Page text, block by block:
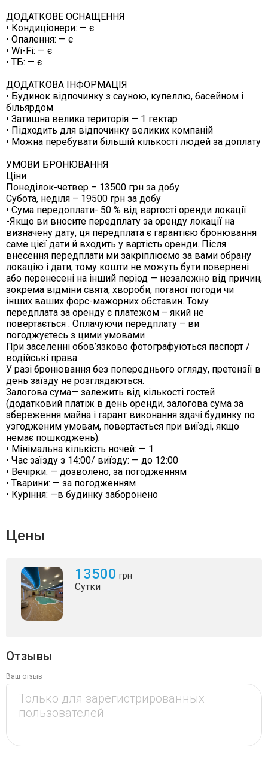
ДОДАТКОВЕ ОСНАЩЕННЯ
• Кондиціонери: — є
• Опалення: — є
• Wi-Fi: — є
• ТБ: — є
ДОДАТКОВА ІНФОРМАЦІЯ
• Будинок відпочинку з сауною, купеллю, басейном і
більярдом
• Затишна велика територія — 1 гектар
• Підходить для відпочинку великих компаній
• Можна перебувати більшій кількості людей за доплату
УМОВИ БРОНЮВАННЯ
Ціни
Понеділок-четвер – 13500 грн за добу
Субота, неділя – 19500 грн за добу
• Cума передоплати- 50 % від вартості оренди локації
-Якщо ви вносите передплату за оренду локації на
визначену дату, ця передплата є гарантією бронювання
саме цієї дати й входить у вартість оренди. Після
внесення передплати ми закріплюємо за вами обрану
локацію і дати, тому кошти не можуть бути повернені
або перенесені на інший період — незалежно від причин,
зокрема відміни свята, хвороби, поганої погоди чи
інших ваших форс-мажорних обставин. Тому
передплата за оренду є платежом – який не
повертається . Оплачуючи передплату – ви
погоджуєтесь з цими умовами .
При заселенні обов’язково фотографуються паспорт /
водійські права
У разі бронювання без попереднього огляду, претензії в
день заїзду не розглядаються.
Залогова сума— залежить від кількості гостей
(додатковий платіж в день оренди, залогова сума за
збереження майна і гарант виконання здачі будинку по
узгодженим умовам, повертається при виїзді, якщо
немає пошкоджень).
• Мінімальна кількість ночей: — 1
• Час заїзду з 14:00/ виїзду: — до 12:00
• Вечірки: — дозволено, за погодженням
• Тварини: — за погодженням
• Куріння: —в будинку заборонено
Цены
13500 грн
Сутки
Отзывы
Ваш отзыв